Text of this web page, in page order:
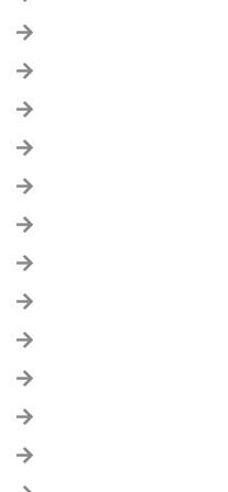
van leidinggeven
door leidinggevende